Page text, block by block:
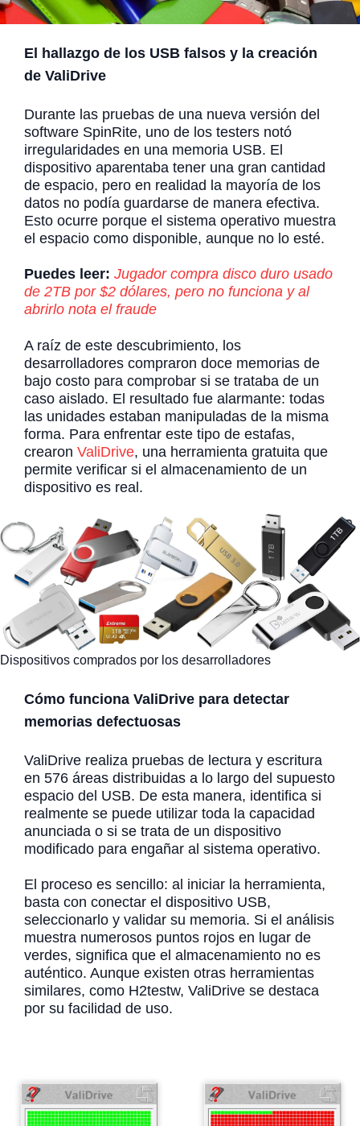
El hallazgo de los USB falsos y la creación
de ValiDrive
Durante las pruebas de una nueva versión del
software SpinRite, uno de los testers notó
irregularidades en una memoria USB. El
dispositivo aparentaba tener una gran cantidad
de espacio, pero en realidad la mayoría de los
datos no podía guardarse de manera efectiva.
Esto ocurre porque el sistema operativo muestra
el espacio como disponible, aunque no lo esté.
Puedes leer: Jugador compra disco duro usado
de 2TB por $2 dólares, pero no funciona y al
abrirlo nota el fraude
A raíz de este descubrimiento, los
desarrolladores compraron doce memorias de
bajo costo para comprobar si se trataba de un
caso aislado. El resultado fue alarmante: todas
las unidades estaban manipuladas de la misma
forma. Para enfrentar este tipo de estafas,
crearon ValiDrive, una herramienta gratuita que
permite verificar si el almacenamiento de un
dispositivo es real.
Dispositivos comprados por los desarrolladores
Cómo funciona ValiDrive para detectar
memorias defectuosas
ValiDrive realiza pruebas de lectura y escritura
en 576 áreas distribuidas a lo largo del supuesto
espacio del USB. De esta manera, identifica si
realmente se puede utilizar toda la capacidad
anunciada o si se trata de un dispositivo
modificado para engañar al sistema operativo.
El proceso es sencillo: al iniciar la herramienta,
basta con conectar el dispositivo USB,
seleccionarlo y validar su memoria. Si el análisis
muestra numerosos puntos rojos en lugar de
verdes, significa que el almacenamiento no es
auténtico. Aunque existen otras herramientas
similares, como H2testw, ValiDrive se destaca
por su facilidad de uso.